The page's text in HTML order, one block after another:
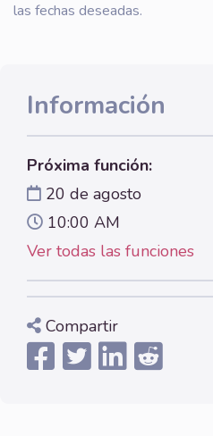
las fechas deseadas.
Información
Próxima función:
20 de agosto
10:00 AM
Ver todas las funciones
Compartir